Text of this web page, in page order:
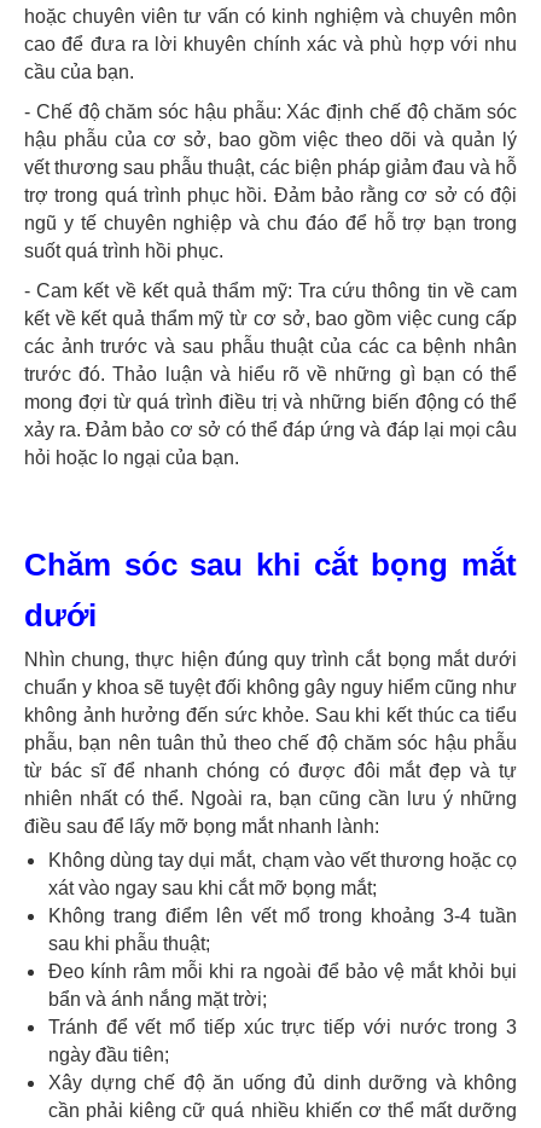
hoặc chuyên viên tư vấn có kinh nghiệm và chuyên môn
cao để đưa ra lời khuyên chính xác và phù hợp với nhu
cầu của bạn.
- Chế độ chăm sóc hậu phẫu: Xác định chế độ chăm sóc
hậu phẫu của cơ sở, bao gồm việc theo dõi và quản lý
vết thương sau phẫu thuật, các biện pháp giảm đau và hỗ
trợ trong quá trình phục hồi. Đảm bảo rằng cơ sở có đội
ngũ y tế chuyên nghiệp và chu đáo để hỗ trợ bạn trong
suốt quá trình hồi phục.
- Cam kết về kết quả thẩm mỹ: Tra cứu thông tin về cam
kết về kết quả thẩm mỹ từ cơ sở, bao gồm việc cung cấp
các ảnh trước và sau phẫu thuật của các ca bệnh nhân
trước đó. Thảo luận và hiểu rõ về những gì bạn có thể
mong đợi từ quá trình điều trị và những biến động có thể
xảy ra. Đảm bảo cơ sở có thể đáp ứng và đáp lại mọi câu
hỏi hoặc lo ngại của bạn.
Chăm sóc sau khi cắt bọng mắt
dưới
Nhìn chung, thực hiện đúng quy trình cắt bọng mắt dưới
chuẩn y khoa sẽ tuyệt đối không gây nguy hiểm cũng như
không ảnh hưởng đến sức khỏe. Sau khi kết thúc ca tiểu
phẫu, bạn nên tuân thủ theo chế độ chăm sóc hậu phẫu
từ bác sĩ để nhanh chóng có được đôi mắt đẹp và tự
nhiên nhất có thể. Ngoài ra, bạn cũng cần lưu ý những
điều sau để lấy mỡ bọng mắt nhanh lành:
Không dùng tay dụi mắt, chạm vào vết thương hoặc cọ
xát vào ngay sau khi cắt mỡ bọng mắt;
Không trang điểm lên vết mổ trong khoảng 3-4 tuần
sau khi phẫu thuật;
Đeo kính râm mỗi khi ra ngoài để bảo vệ mắt khỏi bụi
bẩn và ánh nắng mặt trời;
Tránh để vết mổ tiếp xúc trực tiếp với nước trong 3
ngày đầu tiên;
Xây dựng chế độ ăn uống đủ dinh dưỡng và không
cần phải kiêng cữ quá nhiều khiến cơ thể mất dưỡng